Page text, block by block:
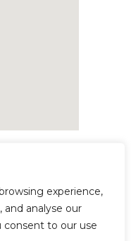
experience,
and analyse our
consent to our use